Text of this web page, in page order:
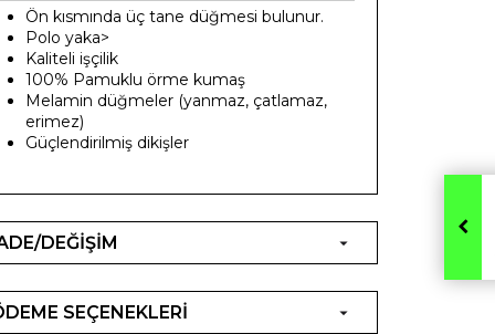
Ön kısmında üç tane düğmesi bulunur.
Polo yaka>
Kaliteli işçilik
100% Pamuklu örme kumaş
Melamin düğmeler (yanmaz, çatlamaz,
erimez)
Güçlendirilmiş dikişler
DEĞİŞİM
SEÇENEKLERİ